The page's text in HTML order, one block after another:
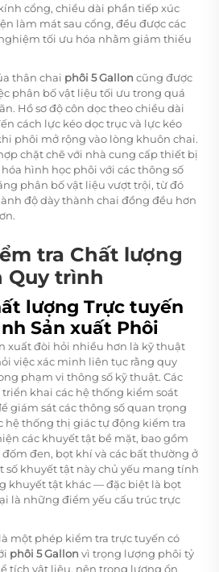
cổng, chiều dài phần tiếp xúc
làm mát sau cổng, đều được các
tối ưu hóa nhằm giảm thiểu
thân chai phôi 5 Gallon cũng được
phân bố vật liệu tối ưu trong quá
Hồ sơ độ côn dọc theo chiều dài
cách lực kéo dọc trục và lực kéo
phôi mở rộng vào lòng khuôn chai.
chặt chẽ với nhà cung cấp thiết bị
hình học phôi với các thông số
phân bố vật liệu vượt trội, từ đó
độ dày thành chai đồng đều hơn
tra Chất lượng
Quy trình
lượng Trực tuyến
Sản xuất Phôi
xuất đòi hỏi nhiều hơn là kỹ thuật
việc xác minh liên tục rằng quy
phạm vi thông số kỹ thuật. Các
khai các hệ thống kiểm soát
giám sát các thông số quan trọng
hệ thống thị giác tự động kiểm tra
các khuyết tật bề mặt, bao gồm
đen, bọt khí và các bất thường ở
số khuyết tật này chủ yếu mang tính
khuyết tật khác — đặc biệt là bọt
là những điểm yếu cấu trúc trực
một phép kiểm tra trực tuyến có
phôi 5 Gallon vì trọng lượng phôi tỷ
tích vật liệu, nên trọng lượng ổn